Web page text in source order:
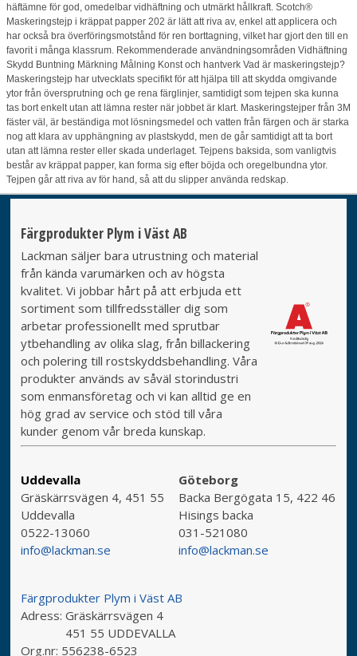
häftämne för god, omedelbar vidhäftning och utmärkt hållkraft. Scotch®
Maskeringstejp i kräppat papper 202 är lätt att riva av, enkel att applicera och
har också bra överföringsmotstånd för ren borttagning, vilket har gjort den till en
favorit i många klassrum. Rekommenderade användningsområden Vidhäftning
Skydd Buntning Märkning Målning Konst och hantverk Vad är maskeringstejp?
Maskeringstejp har utvecklats specifikt för att hjälpa till att skydda omgivande
ytor från översprutning och ge rena färglinjer, samtidigt som tejpen ska kunna
tas bort enkelt utan att lämna rester när jobbet är klart. Maskeringstejper från 3M
fäster väl, är beständiga mot lösningsmedel och vatten från färgen och är starka
nog att klara av upphängning av plastskydd, men de går samtidigt att ta bort
utan att lämna rester eller skada underlaget. Tejpens baksida, som vanligtvis
består av kräppat papper, kan forma sig efter böjda och oregelbundna ytor.
Tejpen går att riva av för hand, så att du slipper använda redskap.
Färgprodukter Plym i Väst AB
Lackman säljer bara utrustning och material
från kända varumärken och av högsta
kvalitet. Vi jobbar hårt på att erbjuda ett
sortiment som tillfredsställer dig som
arbetar professionellt med sprutbar
ytbehandling av olika slag, från billackering
och polering till rostskyddsbehandling. Våra
produkter används av såväl storindustri
som enmansföretag och vi kan alltid ge en
hög grad av service och stöd till våra
kunder genom vår breda kunskap.
Uddevalla
Gräskärrsvägen 4, 451 55
Uddevalla
0522-13060
info@lackman.se
Göteborg
Backa Bergögata 15, 422 46
Hisings backa
031-521080
info@lackman.se
Färgprodukter Plym i Väst AB
Adress: Gräskärrsvägen 4
451 55 UDDEVALLA
Org.nr: 556238-6523